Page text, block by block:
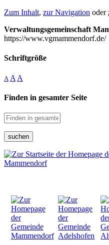
Zum Inhalt, zur Navigation oder
Verwaltungsgemeinschaft
https://www.vgmammendorf.de/
Schriftgröße
A A A
Finden in gesamter Seite
suchen